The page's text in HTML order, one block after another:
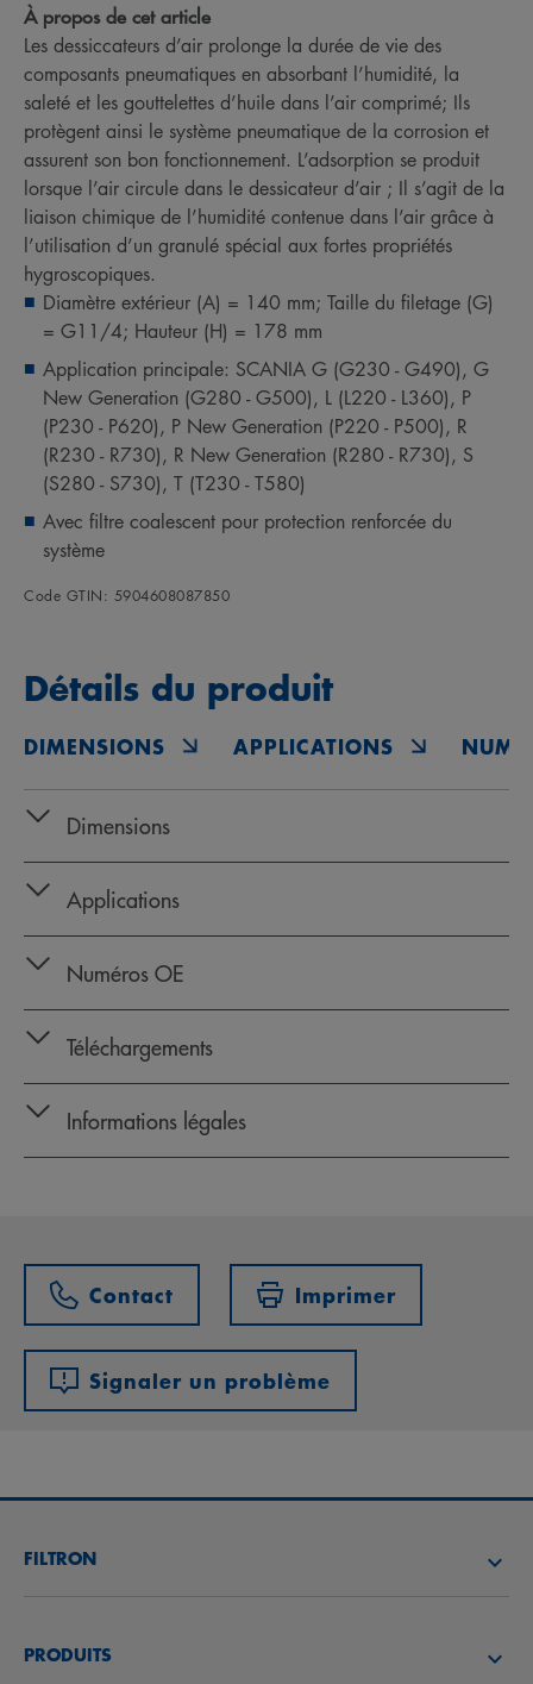
À propos de cet article
Les dessiccateurs d’air prolonge la durée de vie des
composants pneumatiques en absorbant l’humidité, la
saleté et les gouttelettes d’huile dans l’air comprimé; Ils
protègent ainsi le système pneumatique de la corrosion et
assurent son bon fonctionnement. L’adsorption se produit
lorsque l’air circule dans le dessicateur d’air ; Il s’agit de la
liaison chimique de l’humidité contenue dans l’air grâce à
l’utilisation d’un granulé spécial aux fortes propriétés
hygroscopiques.
Diamètre extérieur (A) = 140 mm; Taille du filetage (G)
= G11/4; Hauteur (H) = 178 mm
Application principale: SCANIA G (G230 - G490), G
New Generation (G280 - G500), L (L220 - L360), P
(P230 - P620), P New Generation (P220 - P500), R
(R230 - R730), R New Generation (R280 - R730), S
(S280 - S730), T (T230 - T580)
Avec filtre coalescent pour protection renforcée du
système
Code GTIN: 5904608087850
Détails du produit
DIMENSIONS APPLICATIONS
Dimensions
Applications
Numéros OE
Téléchargements
Informations légales
Contact Imprimer
Signaler un problème
FILTRON
TROUVEZ UN DISTRIBUTEUR
PRODUITS